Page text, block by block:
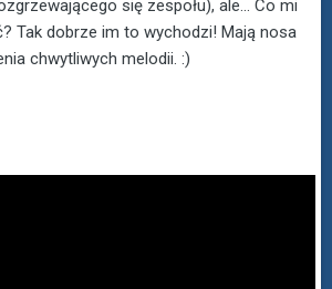
się zespołu), ale... Co mi
Tak dobrze im to wychodzi! Mają nosa
chwytliwych melodii. :)